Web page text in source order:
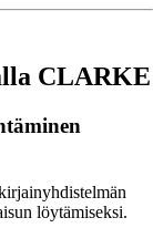
CLARKE
löytämiseksi.